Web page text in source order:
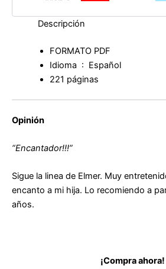
Descripción
FORMATO PDF
Idioma ‏ : ‎ Español
221 páginas
Opinión
“Encantador!!!”
Sigue la linea de Elmer. Muy
encanto a mi hija. Lo recomiendo a
años.
¡Compra ahora!